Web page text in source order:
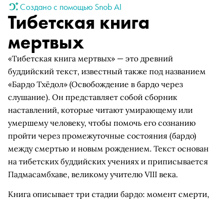
Создано с помощью Snob AI
Тибетская книга
мертвых
«Тибетская книга мертвых» — это древний
буддийский текст, известный также под названием
«Бардо Тхёдол» (Освобождение в бардо через
слушание). Он представляет собой сборник
наставлений, которые читают умирающему или
умершему человеку, чтобы помочь его сознанию
пройти через промежуточные состояния (бардо)
между смертью и новым рождением. Текст основан
на тибетских буддийских учениях и приписывается
Падмасамбхаве, великому учителю VIII века.
Книга описывает три стадии бардо: момент смерти,